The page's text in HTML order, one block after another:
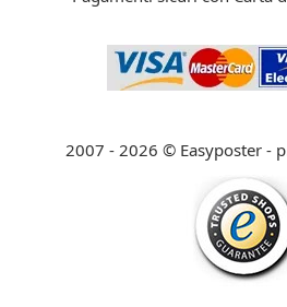
2007 - 2026 © Easyposter -